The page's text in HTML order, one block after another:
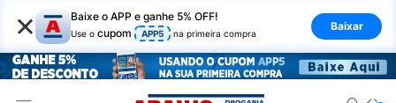
× Baixe o APP e ganhe 5% OFF!
Use o cupom APP5 na primeira compra
Baixar